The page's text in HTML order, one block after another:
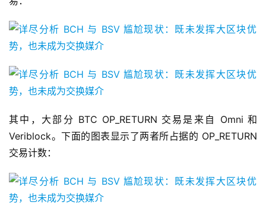
其中，大部分 BTC OP_RETURN 交易是来自 Omni 和
Veriblock。下面的图表显示了两者所占据的 OP_RETURN
交易计数：